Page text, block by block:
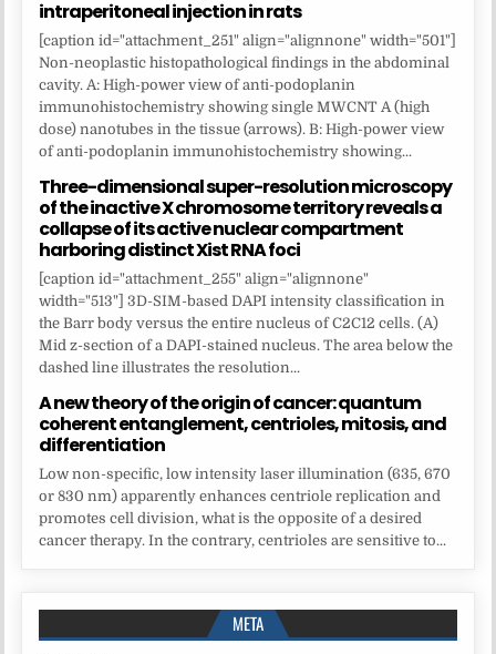
intraperitoneal injection in rats
[caption id="attachment_251" align="alignnone" width="501"]
Non-neoplastic histopathological findings in the abdominal
cavity. A: High-power view of anti-podoplanin
immunohistochemistry showing single MWCNT A (high
dose) nanotubes in the tissue (arrows). B: High-power view
of anti-podoplanin immunohistochemistry showing...
Three-dimensional super-resolution microscopy
of the inactive X chromosome territory reveals a
collapse of its active nuclear compartment
harboring distinct Xist RNA foci
[caption id="attachment_255" align="alignnone"
width="513"] 3D-SIM-based DAPI intensity classification in
the Barr body versus the entire nucleus of C2C12 cells. (A)
Mid z-section of a DAPI-stained nucleus. The area below the
dashed line illustrates the resolution...
A new theory of the origin of cancer: quantum
coherent entanglement, centrioles, mitosis, and
differentiation
Low non-specific, low intensity laser illumination (635, 670
or 830 nm) apparently enhances centriole replication and
promotes cell division, what is the opposite of a desired
cancer therapy. In the contrary, centrioles are sensitive to...
META